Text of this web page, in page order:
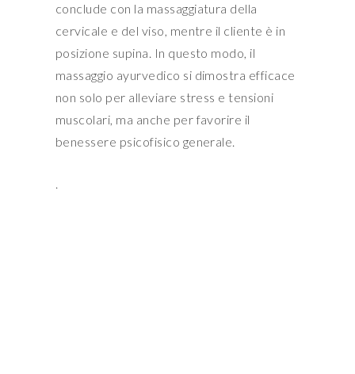
conclude con la massaggiatura della
cervicale e del viso, mentre il cliente è in
posizione supina. In questo modo, il
massaggio ayurvedico si dimostra efficace
non solo per alleviare stress e tensioni
muscolari, ma anche per favorire il
benessere psicofisico generale.
.